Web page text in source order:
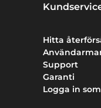
Hitta
Support
Garanti
Logga in